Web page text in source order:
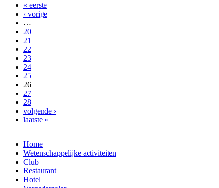
Pagina's
« eerste
‹ vorige
…
20
21
22
23
24
25
26
27
28
volgende ›
laatste »
Home
Wetenschappelijke activiteiten
Club
Restaurant
Hotel